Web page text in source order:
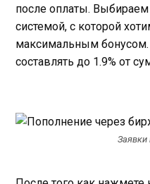
после оплаты.
системой, с которой
максимальным
составлять до 1.9% от
Заявки